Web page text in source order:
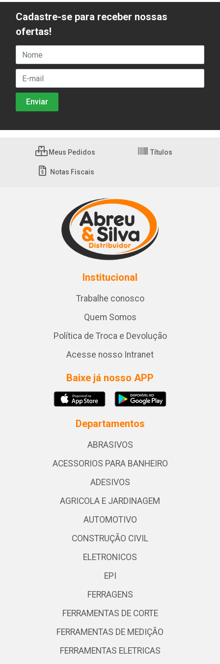
Cadastre-se para receber nossas
ofertas!
Meus Pedidos Títulos
Notas Fiscais
Institucional
Trabalhe conosco
Quem Somos
Política de Troca e Devolução
Acesse nosso Intranet
Baixe já nosso APP
Departamentos
ABRASIVOS
ACESSORIOS PARA BANHEIRO
ADESIVOS
AGRICOLA E JARDINAGEM
AUTOMOTIVO
CONSTRUÇÃO CIVIL
ELETRONICOS
EPI
FERRAGENS
FERRAMENTAS DE CORTE
FERRAMENTAS DE MEDIÇÃO
FERRAMENTAS ELETRICAS